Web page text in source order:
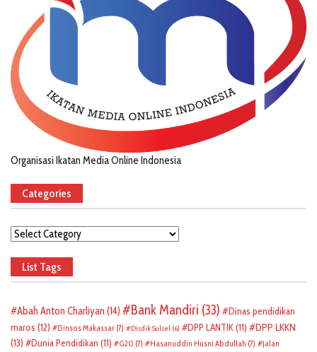
Organisasi Ikatan Media Online Indonesia
Categories
Categories
List Tags
Abah Anton Charliyan (14) Bank Mandiri (33)
Dinas pendidikan
maros (12) Dinsos Makassar (7) Disdik Sulsel (6) DPP LANTIK(11)
DPP LKKN
(13)
Dunia Pendidikan (11) G20 (7) Hasanuddin Husni Abdullah (7)
Jalan